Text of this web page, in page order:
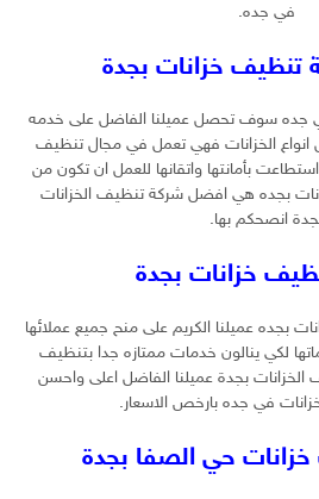
في جده.
خزانات بجدة
جده سوف تحصل عميلنا الفاضل على خدمه
انواع الخزانات فهي تعمل في مجال تنظيف
بأمانتها واتقانها للعمل ان تكون من
بجده هي افضل شركة تنظيف الخزانات
انصحكم بها.
خزانات بجدة
بجده عميلنا الكريم على منح جميع عملائها
لكي ينالون خدمات ممتازه جدا بتنظيف
الخزانات بجدة عميلنا الفاضل اعلى واحسن
في جده بارخص الاسعار.
حي الصفا بجدة